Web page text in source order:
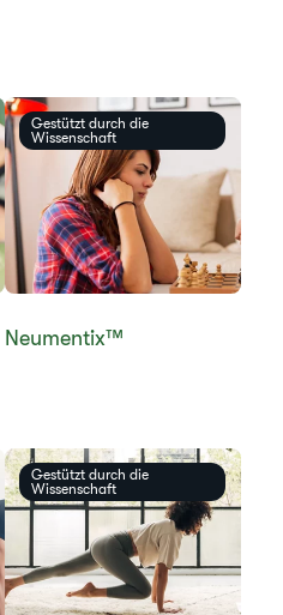
Gestützt durch die
Wissenschaft
​​Neumentix™​
Gestützt durch die
Wissenschaft